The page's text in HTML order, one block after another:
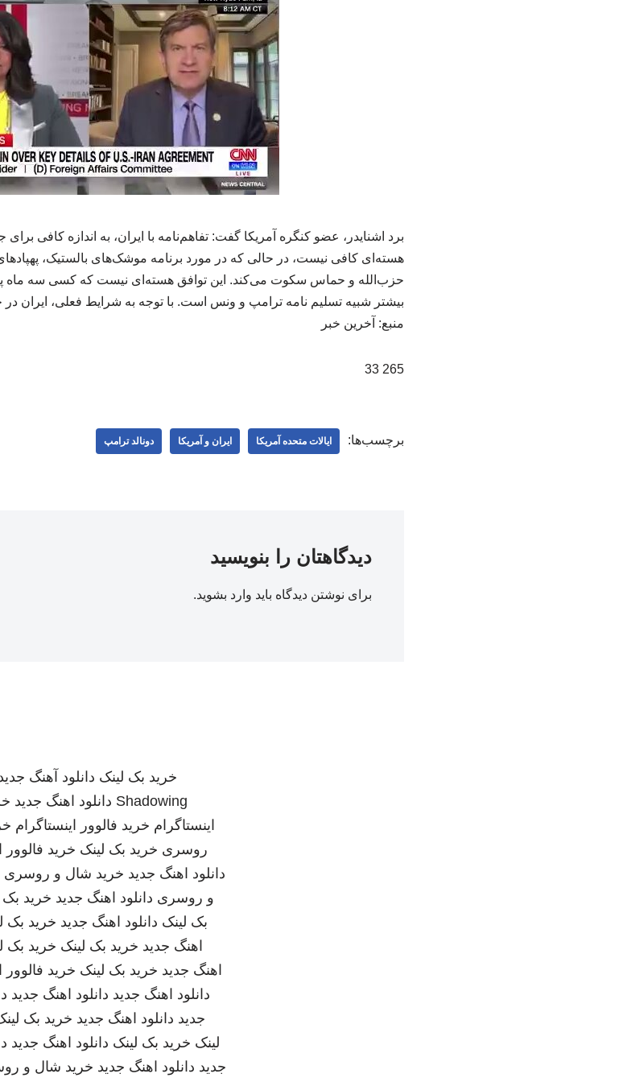
برد اشنایدر، عضو کنگره آمریکا گفت: تفاهم‌نامه با ایران، به اندازه کافی
هسته‌ای کافی نیست، در حالی که در مورد برنامه موشک‌های بالستیک،
حزب‌الله و حماس سکوت می‌کند. این توافق هسته‌ای نیست که کسی سه ماه
بیشتر شبیه تسلیم نامه ترامپ و ونس است. با توجه به شرایط فعلی، ایران
منبع: آخرین خبر
265 33
برچسب‌ها: ایالات متحده آمریکا ایران و آمریکا دونالد ترامپ
دیدگاهتان را بنویسید
برای نوشتن دیدگاه باید وارد بشوید.
خرید بک لینک دانلود آهنگ
Shadowing دانلود اهنگ جدید
اینستاگرام خرید فالوور اینستاگرام
روسری خرید بک لینک خرید فالوور
دانلود اهنگ جدید خرید شال و روسری
و روسری دانلود اهنگ جدید خرید بک
بک لینک دانلود اهنگ جدید خرید بک
اهنگ جدید خرید بک لینک خرید بک
اهنگ جدید خرید بک لینک خرید فالوور
دانلود اهنگ جدید دانلود اهنگ جدید
جدید دانلود اهنگ جدید خرید بک
لینک خرید بک لینک دانلود اهنگ جدید
جدید دانلود اهنگ جدید خرید شال و